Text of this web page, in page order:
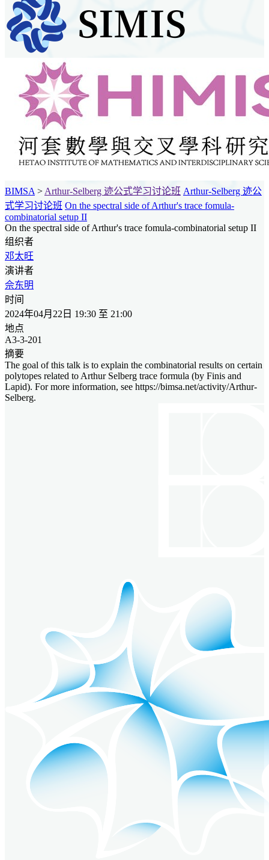
BIMSA > Arthur-Selberg 迹公式学习讨论班 Arthur-Selberg 迹公
式学习讨论班 On the spectral side of Arthur's trace fomula-
combinatorial setup II
On the spectral side of Arthur's trace fomula-combinatorial setup II
组织者
邓太旺
演讲者
佘东明
时间
2024年04月22日 19:30 至 21:00
地点
A3-3-201
摘要
The goal of this talk is to explain the combinatorial results on certain
polytopes related to Arthur Selberg trace formula (by Finis and
Lapid). For more information, see https://bimsa.net/activity/Arthur-
Selberg.